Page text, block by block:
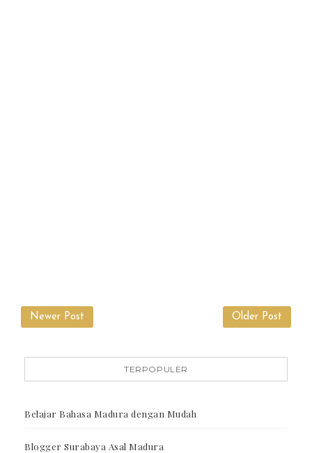
Newer Post Older Post
TERPOPULER
Belajar Bahasa Madura dengan Mudah
Blogger Surabaya Asal Madura